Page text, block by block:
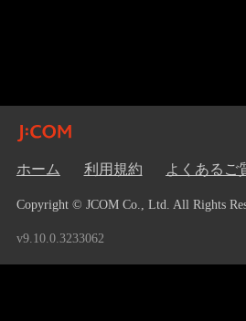
ホーム 利用規約 よくあるご
Copyright © JCOM Co., Ltd. All Rights
v9.10.0.3233062